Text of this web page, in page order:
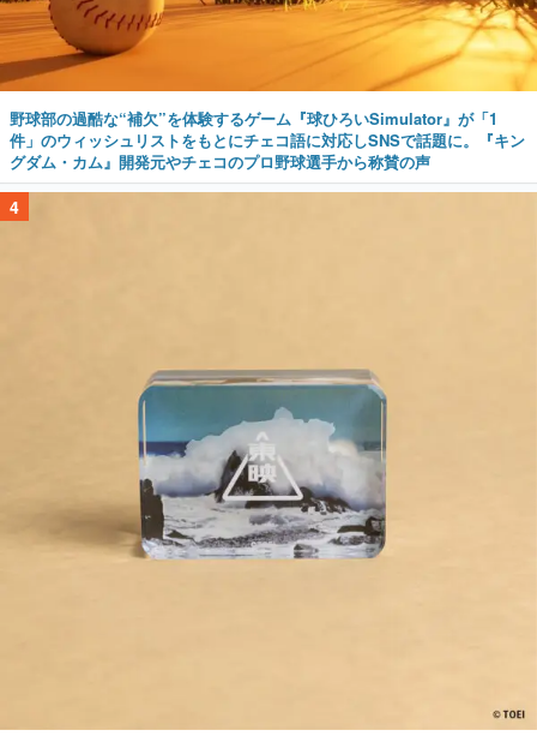
野球部の過酷な“補欠”を体験するゲーム『球ひろいSimulator』が「1
件」のウィッシュリストをもとにチェコ語に対応しSNSで話題に。『キン
グダム・カム』開発元やチェコのプロ野球選手から称賛の声
4